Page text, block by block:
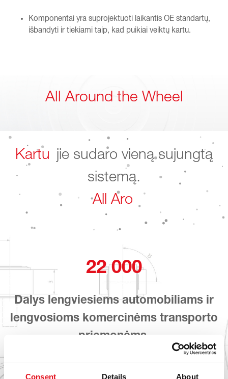
Consent Details About
Komponentai yra suprojektuoti laikantis OE standartų,
išbandyti ir tiekiami taip, kad puikiai veiktų kartu.
All Around the Wheel
Kartu jie sudaro vieną sujungtą
sistemą.
All Around the W
22 000
Dalys lengviesiems automobiliams ir
lengvosioms komercinėms transporto
priemonėms.